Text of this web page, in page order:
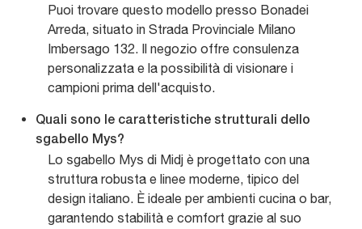
Puoi trovare questo modello presso Bonadei
Arreda, situato in Strada Provinciale Milano
Imbersago 132. Il negozio offre consulenza
personalizzata e la possibilità di visionare i
campioni prima dell'acquisto.
Quali sono le caratteristiche strutturali dello
sgabello Mys?
Lo sgabello Mys di Midj è progettato con una
struttura robusta e linee moderne, tipico del
design italiano. È ideale per ambienti cucina o bar,
garantendo stabilità e comfort grazie al suo